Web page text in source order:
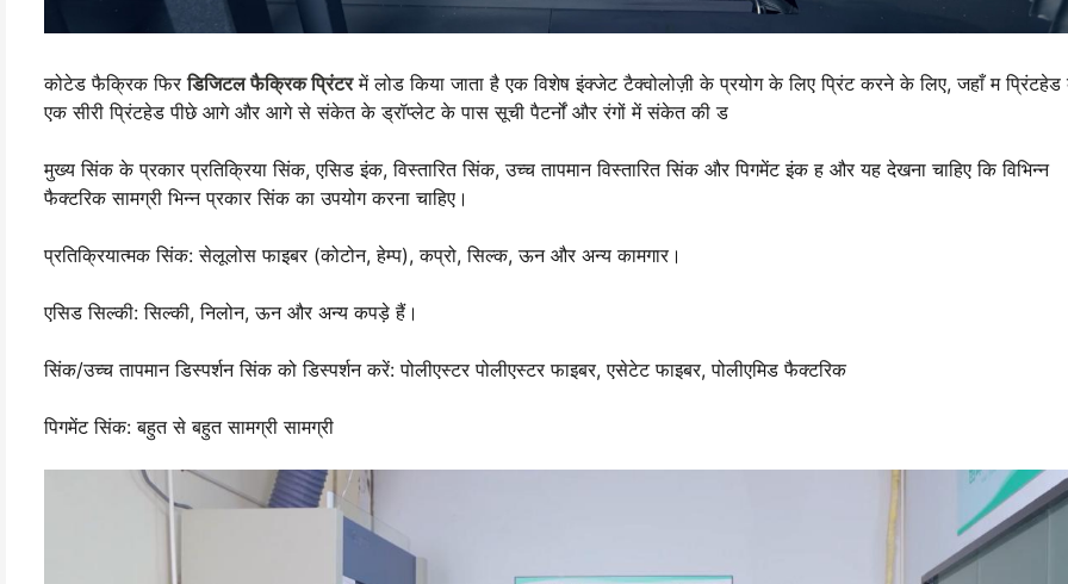
कोटेड फैक्रिक फिरडिजिटल फैक्रिक प्रिंटरमें लोड किया जाता है एक विशेष इंक्जेट टैक्वोलोज़ी के प्रयोग के लिए प्रिंट करने के लिए, जहाँ म प्रिंटहेड
एक सीरी प्रिंटहेड पीछे आगे और आगे से संकेत के ड्रॉप्लेट के पास सूची पैटर्नों और रंगों में संकेत की ड
मुख्य सिंक के प्रकार प्रतिक्रिया सिंक, एसिड इंक, विस्तारित सिंक, उच्च तापमान विस्तारित सिंक और पिगमेंट इंक ह और यह देखना चाहिए कि विभिन्न
फैक्टरिक सामग्री भिन्न प्रकार सिंक का उपयोग करना चाहिए।
प्रतिक्रियात्मक सिंक: सेलूलोस फाइबर (कोटोन, हेम्प), कप्रो, सिल्क, ऊन और अन्य कामगार।
एसिड सिल्की: सिल्की, निलोन, ऊन और अन्य कपड़े हैं।
सिंक/उच्च तापमान डिस्पर्शन सिंक को डिस्पर्शन करें: पोलीएस्टर पोलीएस्टर फाइबर, एसेटेट फाइबर, पोलीएमिड फैक्टरिक
पिगमेंट सिंक: बहुत से बहुत सामग्री सामग्री